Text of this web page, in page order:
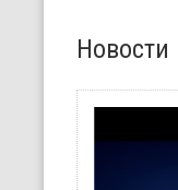
Новости